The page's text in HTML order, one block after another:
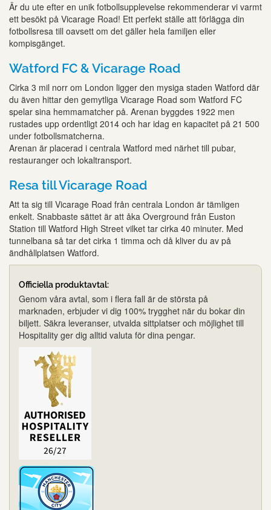
Är du ute efter en unik fotbollsupplevelse rekommenderar vi varmt
ett besökt på Vicarage Road! Ett perfekt ställe att förlägga din
fotbollsresa till oavsett om det gäller hela familjen eller
kompisgänget.
Watford FC & Vicarage Road
Cirka 3 mil norr om London ligger den mysiga staden Watford där
du även hittar den gemytliga Vicarage Road som Watford FC
spelar sina hemmamatcher på. Arenan byggdes 1922 men
rustades upp ordentligt 2014 och har idag en kapacitet på 21 500
under fotbollsmatcherna.
Arenan är placerad i centrala Watford med närhet till pubar,
restauranger och lokaltransport.
Resa till Vicarage Road
Att ta sig till Vicarage Road från centrala London är tämligen
enkelt. Snabbaste sättet är att åka Overground från Euston
Station till Watford High Street vilket tar cirka 40 minuter. Med
tunnelbana så tar det cirka 1 timma och då kliver du av på
ändhållplatsen Watford.
Officiella produktavtal:
Genom våra avtal, som i flera fall är de största på
marknaden, erbjuder vi dig 100% trygghet när du bokar din
biljett. Säkra leveranser, utvalda sittplatser och möjlighet till
Hospitality ger dig alltid valuta för dina pengar.